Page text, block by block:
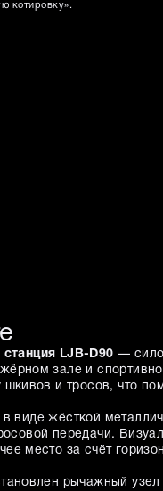
котировку».
LJB-D90 —
зале и
шкивов и тросов, что
виде жёсткой
передачи.
место за счёт
рычажный